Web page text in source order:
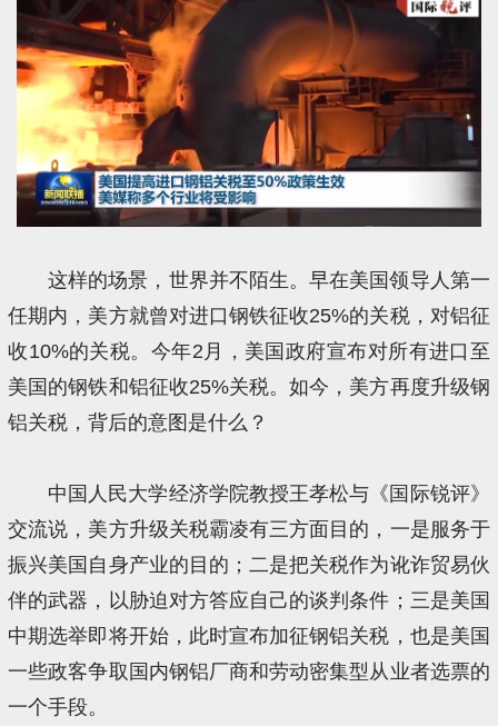
这样的场景，世界并不陌生。早在美国领导人第一
任期内，美方就曾对进口钢铁征收25%的关税，对铝征
收10%的关税。今年2月，美国政府宣布对所有进口至
美国的钢铁和铝征收25%关税。如今，美方再度升级钢
铝关税，背后的意图是什么？
中国人民大学经济学院教授王孝松与《国际锐评》
交流说，美方升级关税霸凌有三方面目的，一是服务于
振兴美国自身产业的目的；二是把关税作为讹诈贸易伙
伴的武器，以胁迫对方答应自己的谈判条件；三是美国
中期选举即将开始，此时宣布加征钢铝关税，也是美国
一些政客争取国内钢铝厂商和劳动密集型从业者选票的
一个手段。